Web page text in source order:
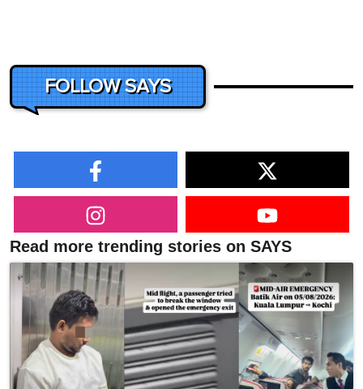
FOLLOW SAYS
Read more trending stories on SAYS